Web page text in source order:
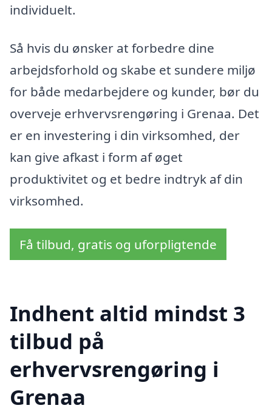
individuelt.
Så hvis du ønsker at forbedre dine
arbejdsforhold og skabe et sundere miljø
for både medarbejdere og kunder, bør du
overveje erhvervsrengøring i Grenaa. Det
er en investering i din virksomhed, der
kan give afkast i form af øget
produktivitet og et bedre indtryk af din
virksomhed.
Få tilbud, gratis og uforpligtende
Indhent altid mindst 3
tilbud på
erhvervsrengøring i
Grenaa